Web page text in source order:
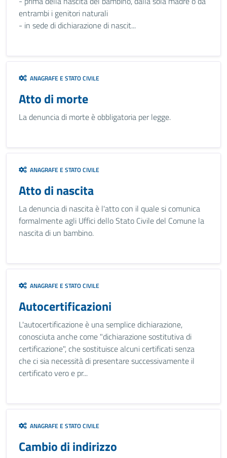
entrambi i genitori naturali
- in sede di dichiarazione di nascit...
ANAGRAFE E STATO CIVILE
Atto di morte
La denuncia di morte è obbligatoria per legge.
ANAGRAFE E STATO CIVILE
Atto di nascita
La denuncia di nascita è l'atto con il quale si comunica
formalmente agli Uffici dello Stato Civile del Comune la
nascita di un bambino.
ANAGRAFE E STATO CIVILE
Autocertificazioni
L'autocertificazione è una semplice dichiarazione,
conosciuta anche come "dichiarazione sostitutiva di
certificazione", che sostituisce alcuni certificati senza
che ci sia necessità di presentare successivamente il
certificato vero e pr...
ANAGRAFE E STATO CIVILE
Cambio di indirizzo